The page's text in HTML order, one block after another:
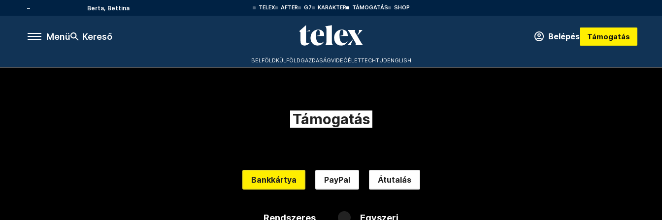
Berta, Bettina TELEX AFTER G7 KARAKTER TÁMOGATÁS SHOP
Menü Kereső Belépés Támogatás
BELFÖLDKÜLFÖLDGAZDASÁGVIDEÓÉLETTECHTUDENGLISH
Támogatás
Bankkártya PayPal Átutalás
Rendszeres Egyszeri